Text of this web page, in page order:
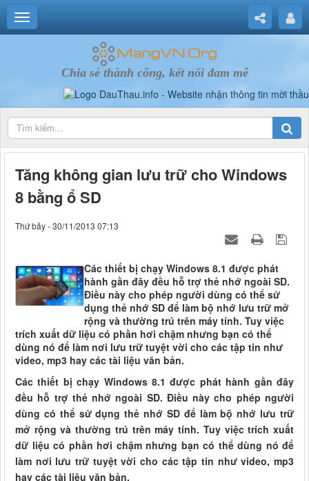
Chia sẻ thành công, kết nối đam mê
Tăng không gian lưu trữ cho Windows
8 bằng ổ SD
Thứ bảy - 30/11/2013 07:13
Các thiết bị chạy Windows 8.1 được phát
hành gần đây đều hỗ trợ thẻ nhớ ngoài SD.
Điều này cho phép người dùng có thể sử
dụng thẻ nhớ SD để làm bộ nhớ lưu trữ mở
rộng và thường trú trên máy tính. Tuy việc
trích xuất dữ liệu có phần hơi chậm nhưng bạn có thể
dùng nó để làm nơi lưu trữ tuyệt vời cho các tập tin như
video, mp3 hay các tài liệu văn bản.
Các thiết bị chạy Windows 8.1 được phát hành gần đây
đều hỗ trợ thẻ nhớ ngoài SD. Điều này cho phép người
dùng có thể sử dụng thẻ nhớ SD để làm bộ nhớ lưu trữ
mở rộng và thường trú trên máy tính. Tuy việc trích xuất
dữ liệu có phần hơi chậm nhưng bạn có thể dùng nó để
làm nơi lưu trữ tuyệt vời cho các tập tin như video, mp3
hay các tài liệu văn bản.